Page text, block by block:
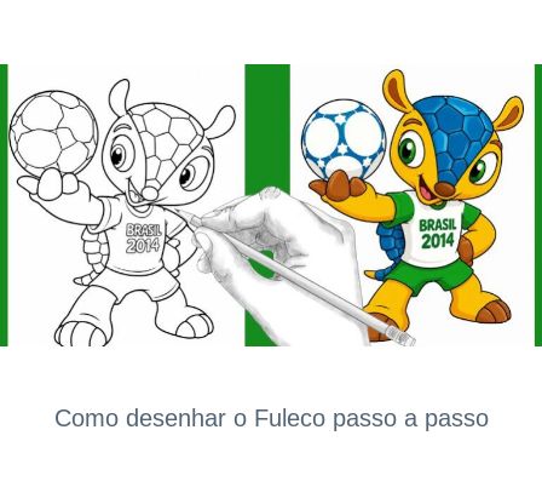
Como desenhar o Fuleco passo a passo